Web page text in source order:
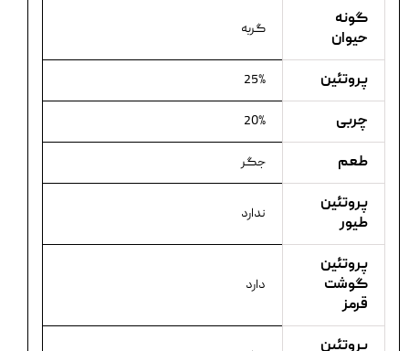
گونه
حیوان
گربه
پروتئین 25%
چربی 20%
طعم جگر
پروتئین
طیور
ندارد
پروتئین
گوشت
قرمز
دارد
پروتئین